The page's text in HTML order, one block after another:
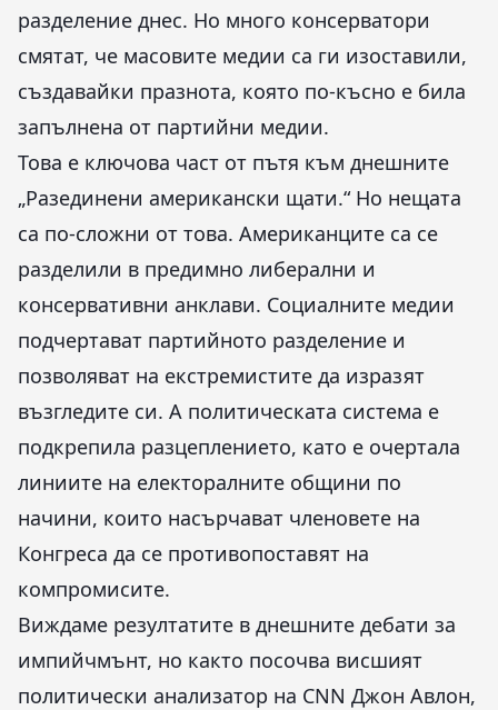
разделение днес. Но много консерватори
смятат, че масовите медии са ги изоставили,
създавайки празнота, която по-късно е била
запълнена от партийни медии.
Това е ключова част от пътя към днешните
„Разединени американски щати.“ Но нещата
са по-сложни от това. Американците са се
разделили в предимно либерални и
консервативни анклави. Социалните медии
подчертават партийното разделение и
позволяват на екстремистите да изразят
възгледите си. А политическата система е
подкрепила разцеплението, като е очертала
линиите на електоралните общини по
начини, които насърчават членовете на
Конгреса да се противопоставят на
компромисите.
Виждаме резултатите в днешните дебати за
импийчмънт, но както посочва висшият
политически анализатор на CNN Джон Авлон,